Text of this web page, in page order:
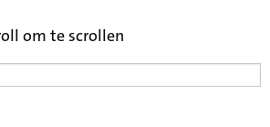
om te scrollen